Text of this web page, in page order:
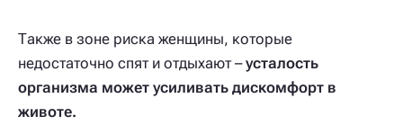
Также в зоне риска женщины, которые
недостаточно спят и отдыхают –усталость
организма может усиливать дискомфорт в
животе.